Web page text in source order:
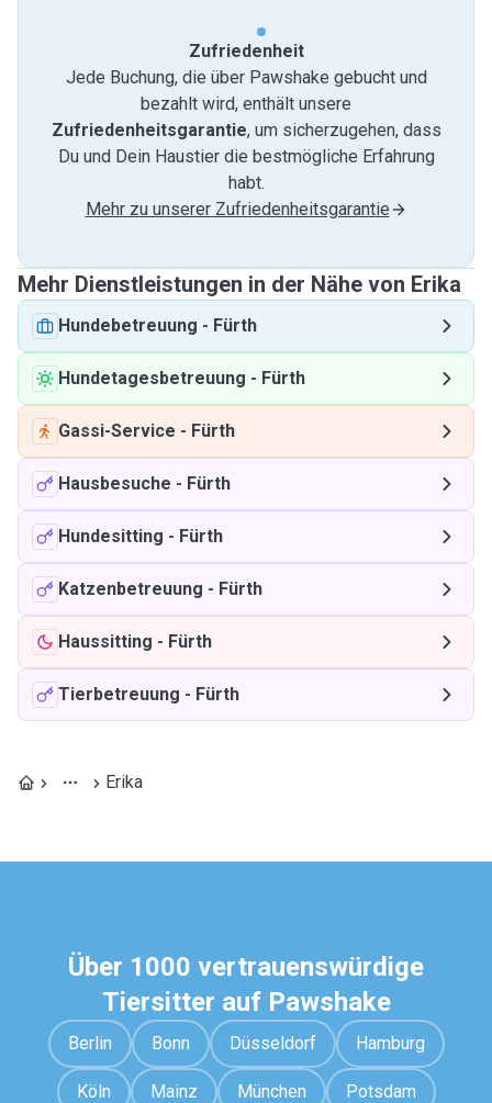
Zufriedenheit
Jede Buchung, die über Pawshake gebucht und
bezahlt wird, enthält unsere
Zufriedenheitsgarantie, um sicherzugehen, dass
Du und Dein Haustier die bestmögliche Erfahrung
habt.
Mehr zu unserer Zufriedenheitsgarantie
Mehr Dienstleistungen in der Nähe von Erika
Hundebetreuung - Fürth
Hundetagesbetreuung - Fürth
Gassi-Service - Fürth
Hausbesuche - Fürth
Hundesitting - Fürth
Katzenbetreuung - Fürth
Haussitting - Fürth
Tierbetreuung - Fürth
Erika
Über 1000 vertrauenswürdige
Tiersitter auf Pawshake
Berlin Bonn Düsseldorf Hamburg
Köln Mainz München Potsdam